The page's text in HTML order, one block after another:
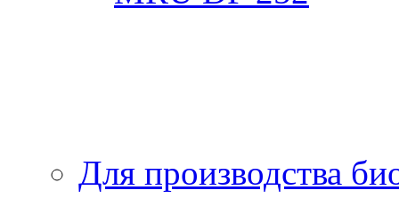
Для производства